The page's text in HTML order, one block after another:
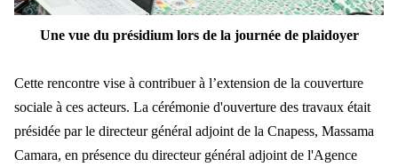
Une vue du présidium lors de la journée de plaidoyer
Cette rencontre vise à contribuer à l’extension de la couverture
sociale à ces acteurs. La cérémonie d'ouverture des travaux était
présidée par le directeur général adjoint de la Cnapess, Massama
Camara, en présence du directeur général adjoint de l'Agence